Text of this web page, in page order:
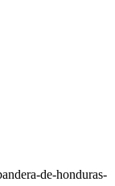
de-honduras-